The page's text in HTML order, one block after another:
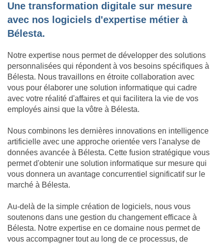
Une transformation digitale sur mesure
avec nos logiciels d'expertise métier à
Bélesta.
Notre expertise nous permet de développer des solutions
personnalisées qui répondent à vos besoins spécifiques à
Bélesta. Nous travaillons en étroite collaboration avec
vous pour élaborer une solution informatique qui cadre
avec votre réalité d'affaires et qui facilitera la vie de vos
employés ainsi que la vôtre à Bélesta.
Nous combinons les dernières innovations en intelligence
artificielle avec une approche orientée vers l'analyse de
données avancée à Bélesta. Cette fusion stratégique vous
permet d'obtenir une solution informatique sur mesure qui
vous donnera un avantage concurrentiel significatif sur le
marché à Bélesta.
Au-delà de la simple création de logiciels, nous vous
soutenons dans une gestion du changement efficace à
Bélesta. Notre expertise en ce domaine nous permet de
vous accompagner tout au long de ce processus, de